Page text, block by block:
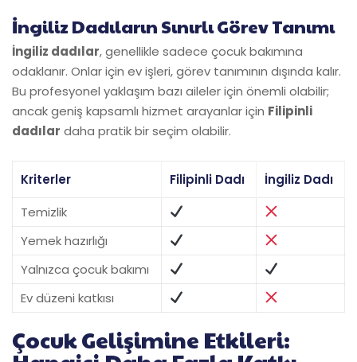
İngiliz Dadıların Sınırlı Görev Tanımı
İngiliz dadılar, genellikle sadece çocuk bakımına
odaklanır. Onlar için ev işleri, görev tanımının dışında kalır.
Bu profesyonel yaklaşım bazı aileler için önemli olabilir;
ancak geniş kapsamlı hizmet arayanlar için Filipinli
dadılar daha pratik bir seçim olabilir.
Kriterler Filipinli Dadı
İngiliz Dadı
Temizlik
Yemek hazırlığı
Yalnızca çocuk bakımı
Ev düzeni katkısı
Çocuk Gelişimine Etkileri: